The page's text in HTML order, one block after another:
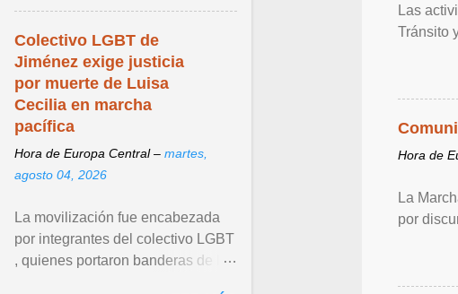
Las
Tránsito
Hora de
La
por
Ver articulo ...
Colectivo LGBT de
Jiménez exige justicia
por muerte de Luisa
Cecilia en marcha
pacífica
Hora de Europa Central – martes,
agosto 04, 2026
La movilización fue encabezada
por integrantes del colectivo LGBT
, quienes portaron banderas de la